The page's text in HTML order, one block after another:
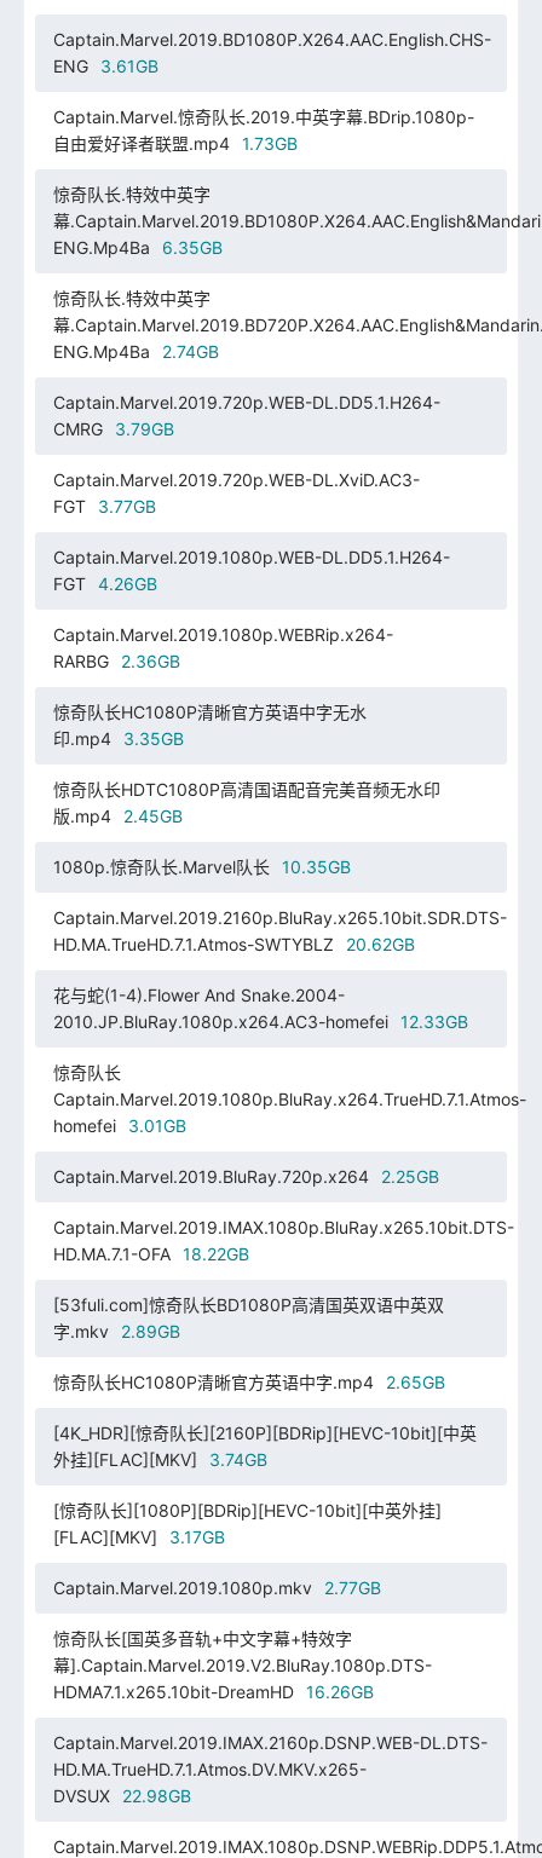
Captain.Marvel.2019.BD1080P.X264.AAC.English.CHS-
ENG
3.61GB
Captain.Marvel.惊奇队长.2019.中英字幕.BDrip.1080p-
自由爱好译者联盟.mp4
1.73GB
惊奇队长.特效中英字
幕
ENG.Mp4Ba
6.35GB
惊奇队长.特效中英字
幕
ENG.Mp4Ba
2.74GB
Captain.Marvel.2019.720p.WEB-DL.DD5.1.H264-
CMRG
3.79GB
Captain.Marvel.2019.720p.WEB-DL.XviD.AC3-
FGT
3.77GB
Captain.Marvel.2019.1080p.WEB-DL.DD5.1.H264-
FGT
4.26GB
Captain.Marvel.2019.1080p.WEBRip.x264-
RARBG
2.36GB
惊奇队长HC1080P清晰官方英语中字无水
印.mp4
3.35GB
惊奇队长HDTC1080P高清国语配音完美音频无水印
版.mp4
2.45GB
1080p.惊奇队长.Marvel队长 10.35GB
Captain.Marvel.2019.2160p.BluRay.x265.10bit.SDR.DTS-
HD.MA.TrueHD.7.1.Atmos-SWTYBLZ
20.62GB
花与蛇(1-4).Flower And Snake.2004-
2010.JP.BluRay.1080p.x264.AC3-homefei
12.33GB
惊奇队长
Captain.Marvel.2019.1080p.BluRay.x264.TrueHD.7.1.Atmos-
homefei
3.01GB
Captain.Marvel.2019.BluRay.720p.x264 2.25GB
Captain.Marvel.2019.IMAX.1080p.BluRay.x265.10bit.DTS-
HD.MA.7.1-OFA
18.22GB
[53fuli.com]惊奇队长BD1080P高清国英双语中英双
字.mkv
2.89GB
惊奇队长HC1080P清晰官方英语中字.mp4 2.65GB
[4K_HDR][惊奇队长][2160P][BDRip][HEVC-10bit][中英
外挂][FLAC][MKV]
3.74GB
[惊奇队长][1080P][BDRip][HEVC-10bit][中英外挂]
[FLAC][MKV]
3.17GB
Captain.Marvel.2019.1080p.mkv 2.77GB
惊奇队长[国英多音轨+中文字幕+特效字
幕].Captain.Marvel.2019.V2.BluRay.1080p.DTS-
HDMA7.1.x265.10bit-DreamHD
16.26GB
Captain.Marvel.2019.IMAX.2160p.DSNP.WEB-DL.DTS-
HD.MA.TrueHD.7.1.Atmos.DV.MKV.x265-
DVSUX
22.98GB